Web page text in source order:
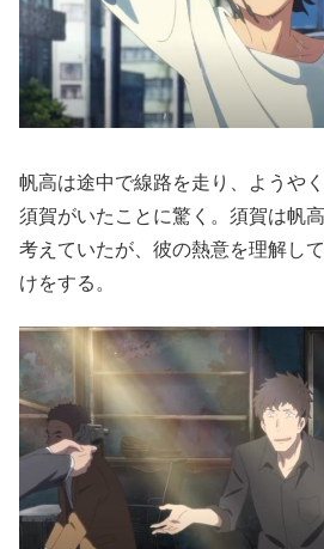
帆高は途中で線路を走り、ようや
須賀がいたことに驚く。須賀は帆
考えていたが、彼の熱意を理解し
けをする。